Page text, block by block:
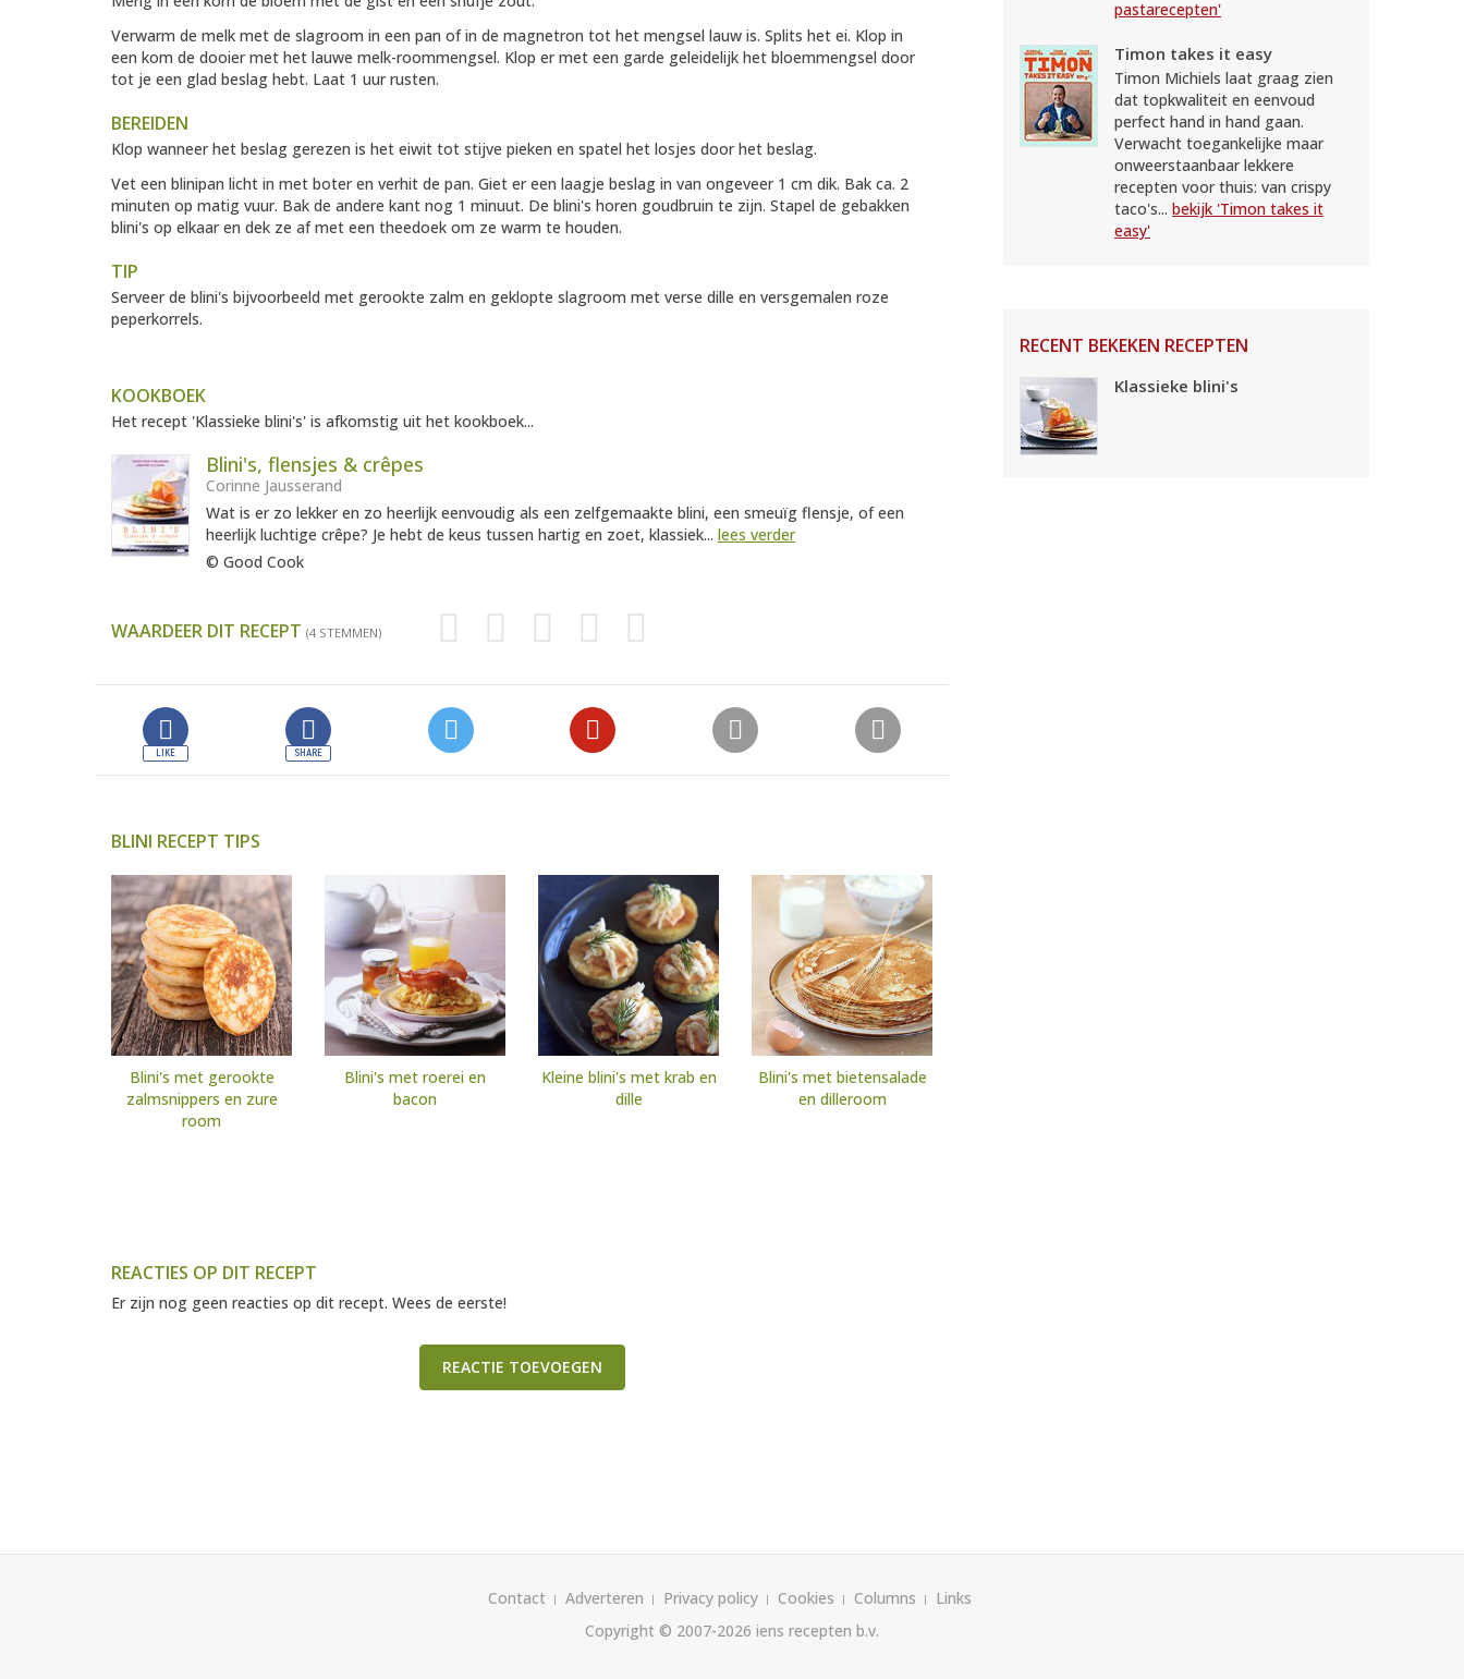
Verwarm de melk met de slagroom in een pan of in de magnetron tot het mengsel lauw is. Splits het ei. Klop in
een kom de dooier met het lauwe melk-roommengsel. Klop er met een garde geleidelijk het bloemmengsel door
tot je een glad beslag hebt. Laat 1 uur rusten.
BEREIDEN
Klop wanneer het beslag gerezen is het eiwit tot stijve pieken en spatel het losjes door het beslag.
Vet een blinipan licht in met boter en verhit de pan. Giet er een laagje beslag in van ongeveer 1 cm dik. Bak ca. 2
minuten op matig vuur. Bak de andere kant nog 1 minuut. De blini's horen goudbruin te zijn. Stapel de gebakken
blini's op elkaar en dek ze af met een theedoek om ze warm te houden.
TIP
Serveer de blini's bijvoorbeeld met gerookte zalm en geklopte slagroom met verse dille en versgemalen roze
peperkorrels.
KOOKBOEK
Het recept 'Klassieke blini's' is afkomstig uit het kookboek...
Blini's, flensjes & crêpes
Corinne Jausserand
Wat is er zo lekker en zo heerlijk eenvoudig als een zelfgemaakte blini, een smeuïg flensje, of een
heerlijk luchtige crêpe? Je hebt de keus tussen hartig en zoet, klassiek... lees verder
© Good Cook
WAARDEER DIT RECEPT (4 STEMMEN)
BLINI RECEPT TIPS
Blini's met gerookte
zalmsnippers en zure
room
Blini's met roerei en
bacon
Kleine blini's met krab en
dille
Blini's met bietensalade
en dilleroom
REACTIES OP DIT RECEPT
Er zijn nog geen reacties op dit recept. Wees de eerste!
REACTIE TOEVOEGEN
pastarecepten'
Timon takes it easy
Timon Michiels laat graag zien
dat topkwaliteit en eenvoud
perfect hand in hand gaan.
Verwacht toegankelijke maar
onweerstaanbaar lekkere
recepten voor thuis: van crispy
taco's... bekijk 'Timon takes it
easy'
RECENT BEKEKEN RECEPTEN
Klassieke blini's
Contact Adverteren Privacy policy Cookies Columns
Links
Copyright © 2007-2026 iens recepten b.v.